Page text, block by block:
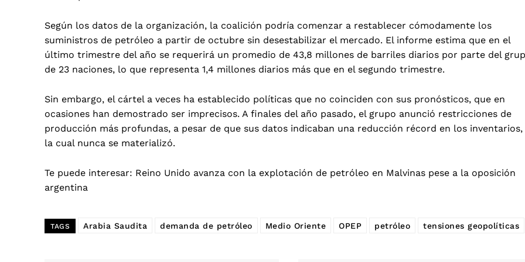
Según los datos de la organización, la coalición podría comenzar a restablecer cómodamente los
suministros de petróleo a partir de octubre sin desestabilizar el mercado. El informe estima que en el
último trimestre del año se requerirá un promedio de 43,8 millones de barriles diarios por parte del
de 23 naciones, lo que representa 1,4 millones diarios más que en el segundo trimestre.
Sin embargo, el cártel a veces ha establecido políticas que no coinciden con sus pronósticos, que en
ocasiones han demostrado ser imprecisos. A finales del año pasado, el grupo anunció restricciones de
producción más profundas, a pesar de que sus datos indicaban una reducción récord en los inventarios,
la cual nunca se materializó.
Te puede interesar: Reino Unido avanza con la explotación de petróleo en Malvinas pese a la oposición
argentina
TAGS Arabia Saudita demanda de petróleo Medio Oriente OPEP petróleo tensiones geopolíticas